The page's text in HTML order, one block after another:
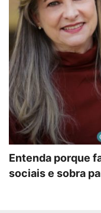
Entenda porque
sociais e sobra